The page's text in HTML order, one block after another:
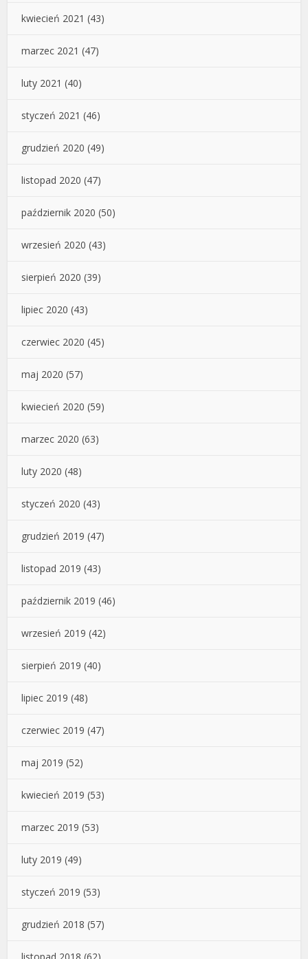
kwiecień 2021 (43)
marzec 2021 (47)
luty 2021 (40)
styczeń 2021 (46)
grudzień 2020 (49)
listopad 2020 (47)
październik 2020 (50)
wrzesień 2020 (43)
sierpień 2020 (39)
lipiec 2020 (43)
czerwiec 2020 (45)
maj 2020 (57)
kwiecień 2020 (59)
marzec 2020 (63)
luty 2020 (48)
styczeń 2020 (43)
grudzień 2019 (47)
listopad 2019 (43)
październik 2019 (46)
wrzesień 2019 (42)
sierpień 2019 (40)
lipiec 2019 (48)
czerwiec 2019 (47)
maj 2019 (52)
kwiecień 2019 (53)
marzec 2019 (53)
luty 2019 (49)
styczeń 2019 (53)
grudzień 2018 (57)